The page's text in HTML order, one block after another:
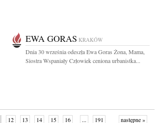
EWA GORAS KRAKÓW
Dnia 30 września odeszła Ewa Goras Żona, Mama,
Siostra Wspaniały Człowiek ceniona urbanistka...
12 13 14 15 16 ... 191 następne »